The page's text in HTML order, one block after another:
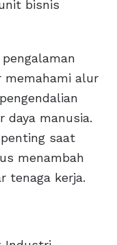
bisnis
memahami alur
daya manusia.
saat
menambah
tenaga kerja.